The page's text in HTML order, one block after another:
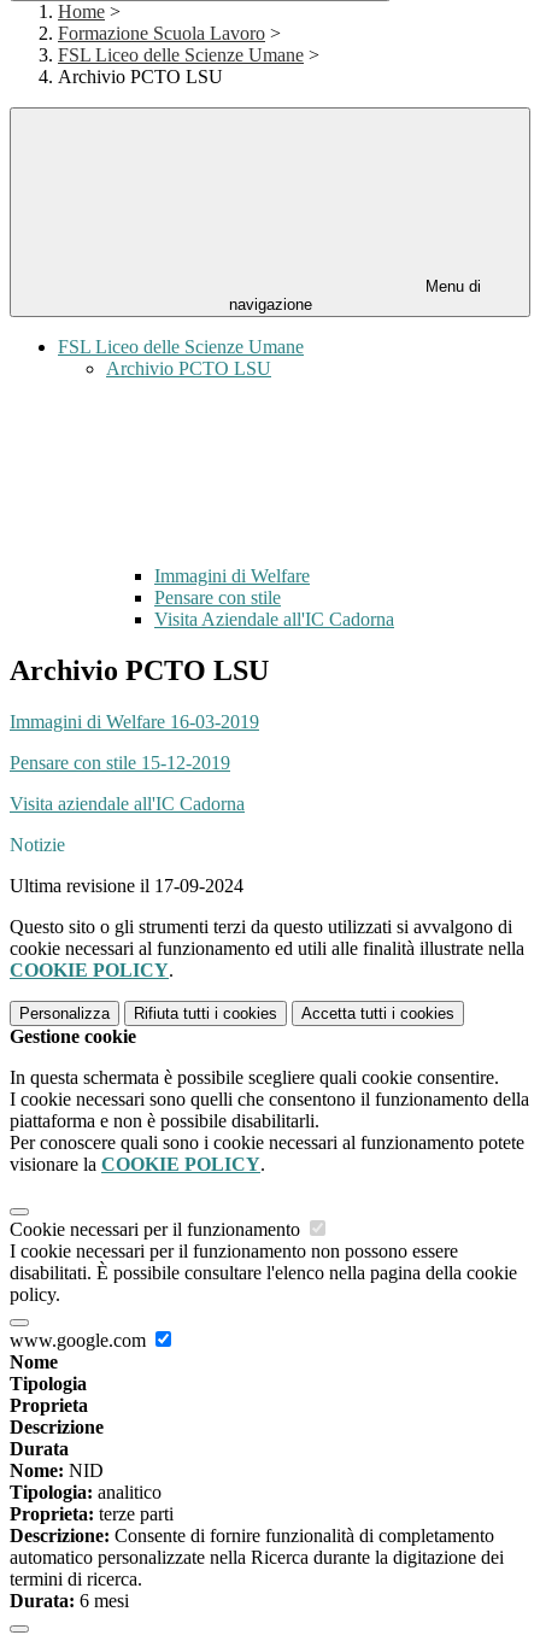
Home >
Formazione Scuola Lavoro >
FSL Liceo delle Scienze Umane >
Archivio PCTO LSU
Menu di
navigazione
FSL Liceo delle Scienze Umane
Archivio PCTO LSU
Immagini di Welfare
Pensare con stile
Visita Aziendale all'IC Cadorna
Archivio PCTO LSU
Immagini di Welfare 16-03-2019
Pensare con stile 15-12-2019
Visita aziendale all'IC Cadorna
Notizie
Ultima revisione il 17-09-2024
Questo sito o gli strumenti terzi da questo utilizzati si avvalgono di
cookie necessari al funzionamento ed utili alle finalità illustrate nella
COOKIE POLICY.
Personalizza Rifiuta tutti i cookies Accetta tutti i cookies
Gestione cookie
In questa schermata è possibile scegliere quali cookie consentire.
I cookie necessari sono quelli che consentono il funzionamento della
piattaforma e non è possibile disabilitarli.
Per conoscere quali sono i cookie necessari al funzionamento potete
visionare la COOKIE POLICY.
Cookie necessari per il funzionamento
I cookie necessari per il funzionamento non possono essere
disabilitati. È possibile consultare l'elenco nella pagina della cookie
policy.
www.google.com
Nome
Tipologia
Proprieta
Descrizione
Durata
Nome: NID
Tipologia: analitico
Proprieta: terze parti
Descrizione: Consente di fornire funzionalità di completamento
automatico personalizzate nella Ricerca durante la digitazione dei
termini di ricerca.
Durata: 6 mesi